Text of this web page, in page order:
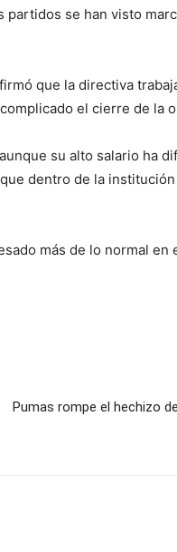
se han visto
que la directiva
el cierre de la
su alto salario ha
dentro de la
más de lo normal
Pumas rompe el hechizo